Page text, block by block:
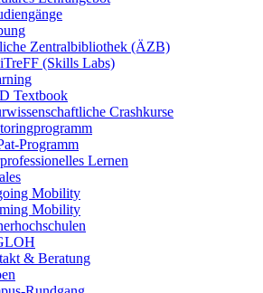
Zentralbibliothek (ÄZB)
(Skills Labs)
Textbook
Crashkurse
Programm
Lernen
Mobility
Mobility
& Beratung